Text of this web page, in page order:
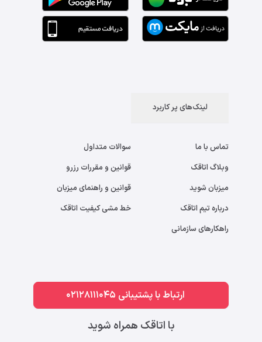
لینک‌های پر کاربرد
تماس با ما
وبلاگ اتاقک
میزبان شوید
درباره تیم اتاقک
راهکارهای سازمانی
سوالات متداول
قوانین و مقررات رزرو
قوانین و راهنمای میزبان
خط مشی کیفیت اتاقک
ارتباط با پشتیبانی 02128111045
با اتاقک همراه شوید